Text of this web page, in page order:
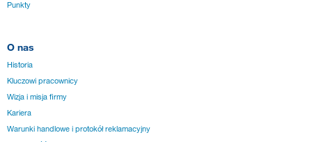
Punkty
O nas
Historia
Kluczowi pracownicy
Wizja i misja firmy
Kariera
Warunki handlowe i protokół reklamacyjny